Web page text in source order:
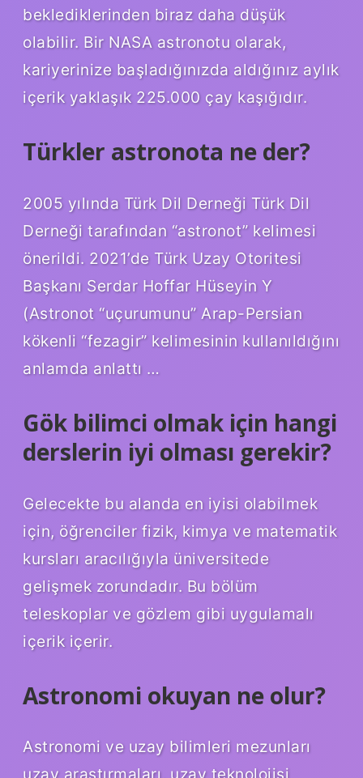
beklediklerinden biraz daha düşük
olabilir. Bir NASA astronotu olarak,
kariyerinize başladığınızda aldığınız aylık
içerik yaklaşık 225.000 çay kaşığıdır.
Türkler astronota ne der?
2005 yılında Türk Dil Derneği Türk Dil
Derneği tarafından “astronot” kelimesi
önerildi. 2021’de Türk Uzay Otoritesi
Başkanı Serdar Hoffar Hüseyin Y
(Astronot “uçurumunu” Arap-Persian
kökenli “fezagir” kelimesinin kullanıldığını
anlamda anlattı …
Gök bilimci olmak için hangi
derslerin iyi olması gerekir?
Gelecekte bu alanda en iyisi olabilmek
için, öğrenciler fizik, kimya ve matematik
kursları aracılığıyla üniversitede
gelişmek zorundadır. Bu bölüm
teleskoplar ve gözlem gibi uygulamalı
içerik içerir.
Astronomi okuyan ne olur?
Astronomi ve uzay bilimleri mezunları